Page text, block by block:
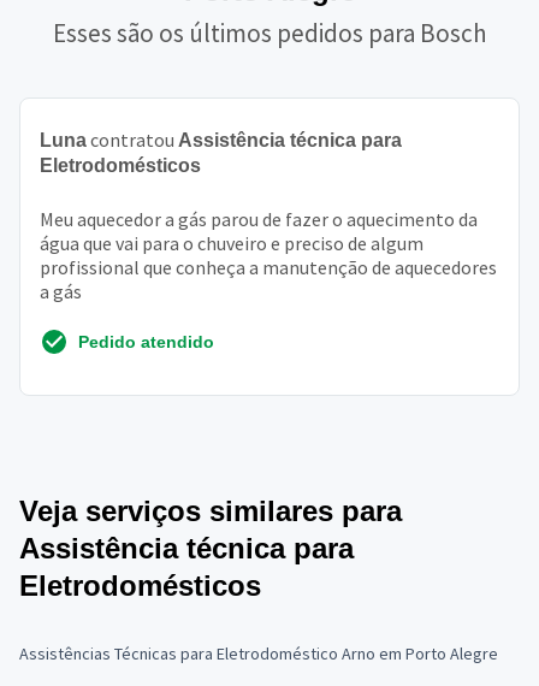
Esses são os últimos pedidos para Bosch
Lunacontratou Assistência técnica para
Eletrodomésticos
Meu aquecedor a gás parou de fazer o aquecimento da
água que vai para o chuveiro e preciso de algum
profissional que conheça a manutenção de aquecedores
a gás
Pedido atendido
Veja serviços similares para
Assistência técnica para
Eletrodomésticos
Assistências Técnicas para Eletrodoméstico Arno em Porto Alegre